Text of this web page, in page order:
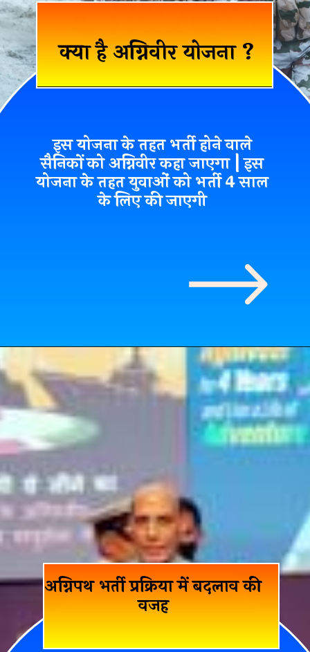
क्या है अग्निवीर योजना ?
इस योजना के तहत भर्ती होने वाले
सैनिकों कोअग्निवीरकहा जाएगा | इस
योजना के तहत युवाओं को भर्ती 4 साल
के लिए की जाएगी
अग्निपथ भर्ती प्रक्रिया में बदलाव की
वजह